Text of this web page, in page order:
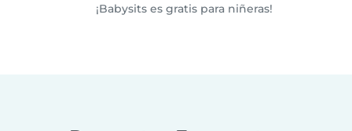
¡Babysits es gratis para niñeras!